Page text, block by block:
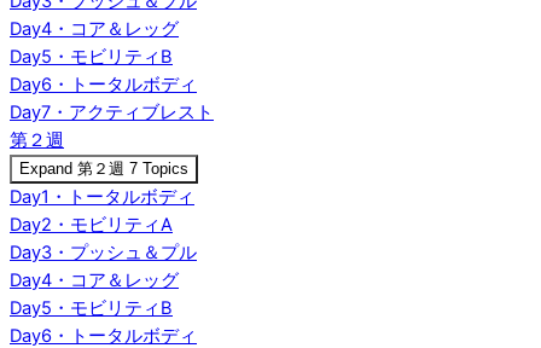
Day4・コア＆レッグ
Day5・モビリティB
Day6・トータルボディ
Day7・アクティブレスト
第２週
Expand 第２週 7 Topics
Day1・トータルボディ
Day2・モビリティA
Day3・プッシュ＆プル
Day4・コア＆レッグ
Day5・モビリティB
Day6・トータルボディ